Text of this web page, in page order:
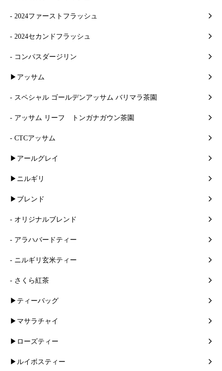
- 2024ファーストフラッシュ
- 2024セカンドフラッシュ
- コンパスダージリン
▶アッサム
- スペシャル ゴールデンアッサム バリマラ茶園
- アッサム リーフ トンガナガウン茶園
- CTCアッサム
▶アールグレイ
▶ニルギリ
▶ブレンド
- オリジナルブレンド
- アラハバードティー
- ニルギリ玄米ティー
- さくら紅茶
▶ティーバッグ
▶マサラチャイ
▶ローズティー
▶ルイボスティー